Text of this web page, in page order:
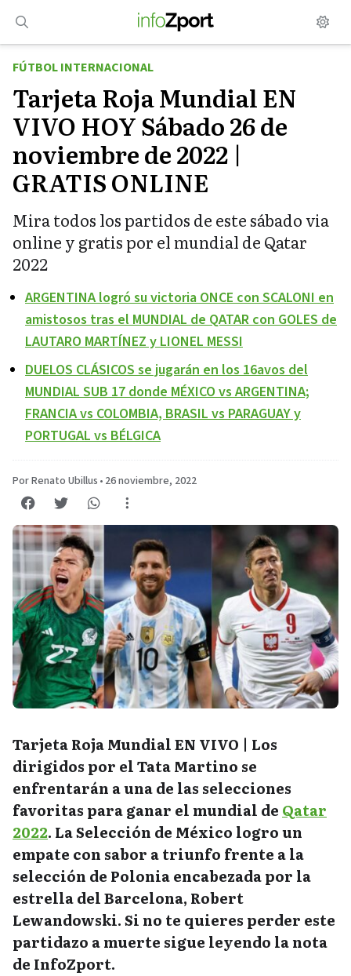
contenido
FÚTBOL INTERNACIONAL
Tarjeta Roja Mundial EN
VIVO HOY Sábado 26 de
noviembre de 2022 |
GRATIS ONLINE
Mira todos los partidos de este sábado via
online y gratis por el mundial de Qatar
2022
ARGENTINA logró su victoria ONCE con SCALONI en
amistosos tras el MUNDIAL de QATAR con GOLES de
LAUTARO MARTÍNEZ y LIONEL MESSI
DUELOS CLÁSICOS se jugarán en los 16avos del
MUNDIAL SUB 17 donde MÉXICO vs ARGENTINA;
FRANCIA vs COLOMBIA, BRASIL vs PARAGUAY y
PORTUGAL vs BÉLGICA
Por Renato Ubillus • 26 noviembre, 2022
Tarjeta Roja Mundial EN VIVO | Los
dirigidos por el Tata Martino se
enfrentarán a una de las selecciones
favoritas para ganar el mundial de Qatar
2022. La Selección de México logro un
empate con sabor a triunfo frente a la
selección de Polonia encabezada por la
estrella del Barcelona, Robert
Lewandowski. Si no te quieres perder este
partidazo a muerte sigue leyendo la nota
de InfoZport.